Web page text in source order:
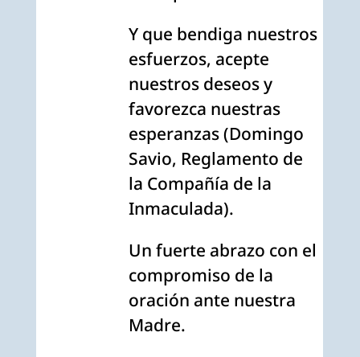
Y que bendiga nuestros
esfuerzos, acepte
nuestros deseos y
favorezca nuestras
esperanzas (Domingo
Savio, Reglamento de
la Compañía de la
Inmaculada).
Un fuerte abrazo con el
compromiso de la
oración ante nuestra
Madre.